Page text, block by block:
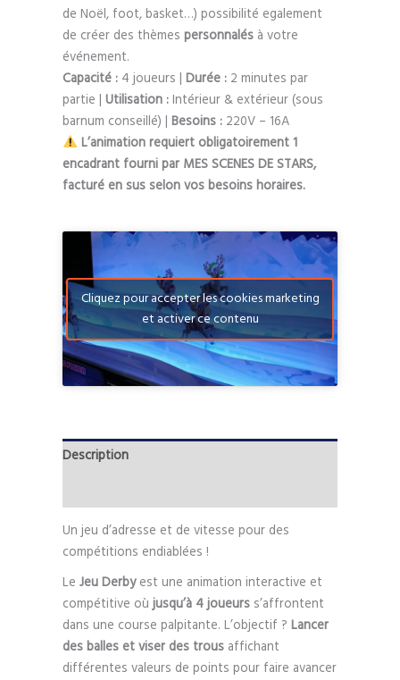
de Noël, foot, basket…) possibilité egalement
de créer des thèmes personnalés à votre
événement.
Capacité : 4 joueurs | Durée : 2 minutes par
partie | Utilisation : Intérieur & extérieur (sous
barnum conseillé) | Besoins : 220V – 16A
L’animation requiert obligatoirement 1
encadrant fourni par MES SCENES DE STARS,
facturé en sus selon vos besoins horaires.
Cliquez pour accepter les cookies marketing
et activer ce contenu
Description
Un jeu d’adresse et de vitesse pour des
compétitions endiablées !
Le Jeu Derbyest une animation interactive et
compétitive oùjusqu’à 4 joueurs s’affrontent
dans une course palpitante. L’objectif ? Lancer
des balles et viser des trous affichant
différentes valeurs de points pour faire avancer